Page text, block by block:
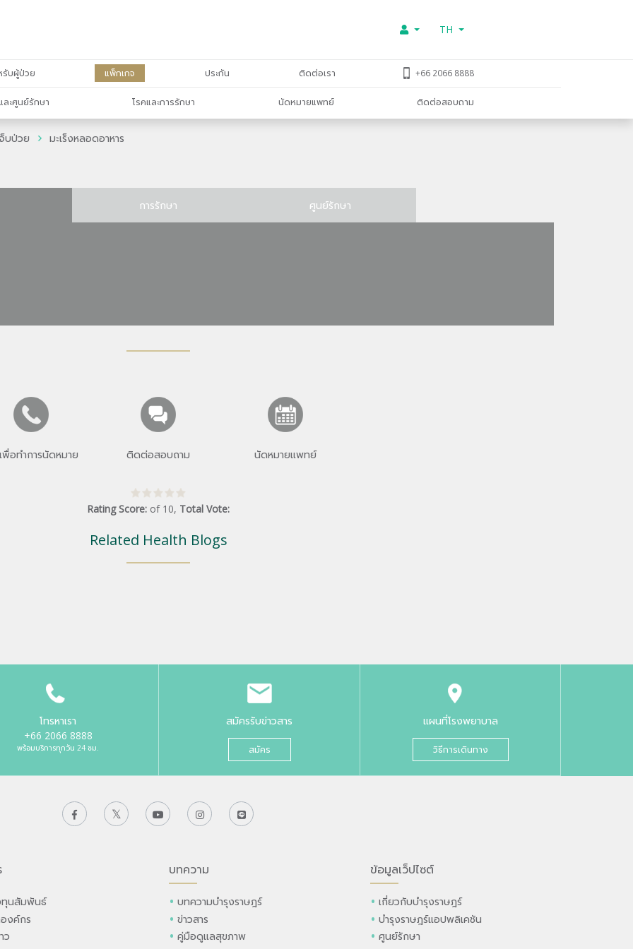
TH
รับผู้ป่วย แพ็กเกจ ประกัน ติดต่อเรา +66 2066 8888
ะศูนย์รักษา โรคและการรักษา นัดหมายแพทย์ ติดต่อสอบถาม
จ็บป่วย มะเร็งหลอดอาหาร
การรักษา ศูนย์รักษา
พื่อทำการนัดหมาย ติดต่อสอบถาม นัดหมายแพทย์
Rating Score: of 10, Total Vote:
Related Health Blogs
โทรหาเรา
+66 2066 8888
พร้อมบริการทุกวัน 24 ชม.
สมัครรับข่าวสาร
สมัคร
แผนที่โรงพยาบาล
วิธีการเดินทาง
นสัมพันธ์
งค์กร
ว
บทความ
บทความบำรุงราษฎร์
ข่าวสาร
คู่มือดูแลสุขภาพ
ข้อมูลเว็ปไซต์
เกี่ยวกับบำรุงราษฎร์
บำรุงราษฎร์แอปพลิเคชัน
ศูนย์รักษา